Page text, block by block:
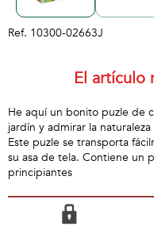
Ref. 10300-02663J
El artículo
He aquí un bonito puzle de
jardín y admirar la
Este puzle se transporta
su asa de tela. Contiene un
principiantes